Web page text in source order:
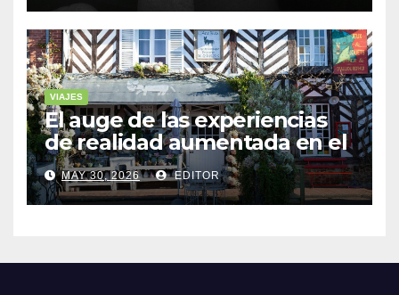
VIAJES
El auge de las experiencias
de realidad aumentada en el
turismo
MAY 30, 2026 EDITOR